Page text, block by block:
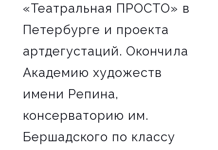
«Театральная ПРОСТО» в
Петербурге и проекта
артдегустаций. Окончила
Академию художеств
имени Репина,
консерваторию им.
Бершадского по классу